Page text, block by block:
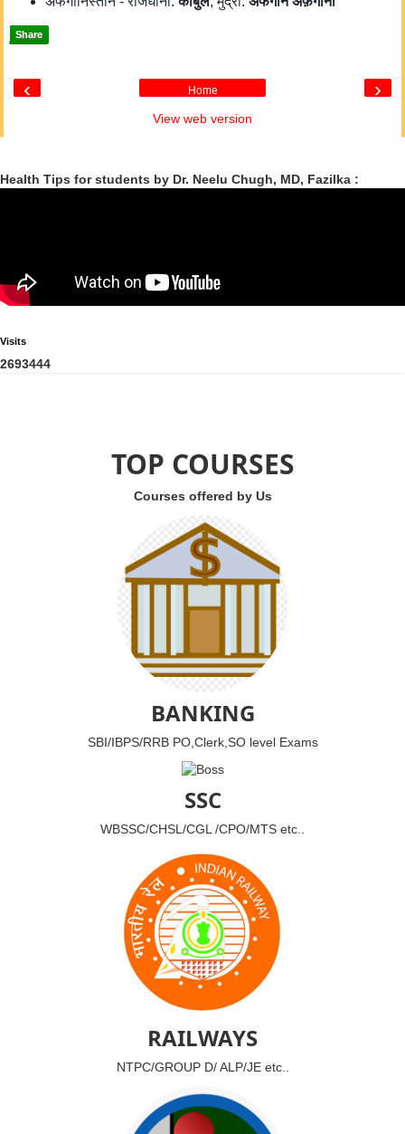
Share
‹ ›
Home
View web version
Health Tips for students by Dr. Neelu Chugh, MD, Fazilka :
Visits
2693444
TOP COURSES
Courses offered by Us
BANKING
SBI/IBPS/RRB PO,Clerk,SO level Exams
SSC
WBSSC/CHSL/CGL /CPO/MTS etc..
RAILWAYS
NTPC/GROUP D/ ALP/JE etc..